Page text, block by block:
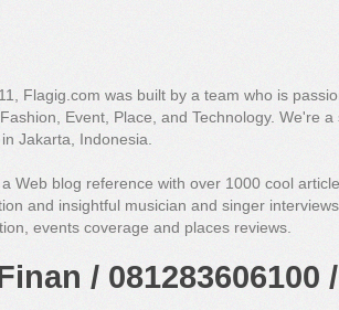
Flagig.com was built by a team who is
Event, Place, and Technology. We're a
Jakarta, Indonesia.
Web blog reference with over 1000 cool
and insightful musician and singer
events coverage and places reviews.
/